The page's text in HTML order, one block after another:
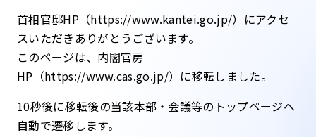
首相官邸HP（https://www.kantei.go.jp/）にアクセ
スいただきありがとうございます。
このページは、内閣官房
HP（https://www.cas.go.jp/）に移転しました。​
10秒後に移転後の当該本部・会議等のトップページへ
自動で遷移します。​